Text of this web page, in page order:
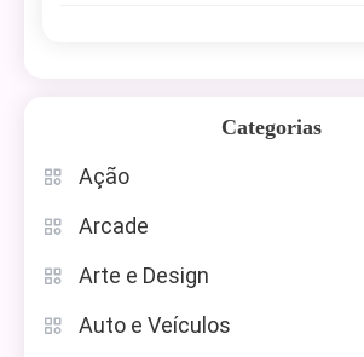
Categorias
Ação
Arcade
Arte e Design
Auto e Veículos